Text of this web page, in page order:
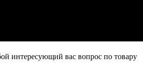
интересующий вас вопрос по товару